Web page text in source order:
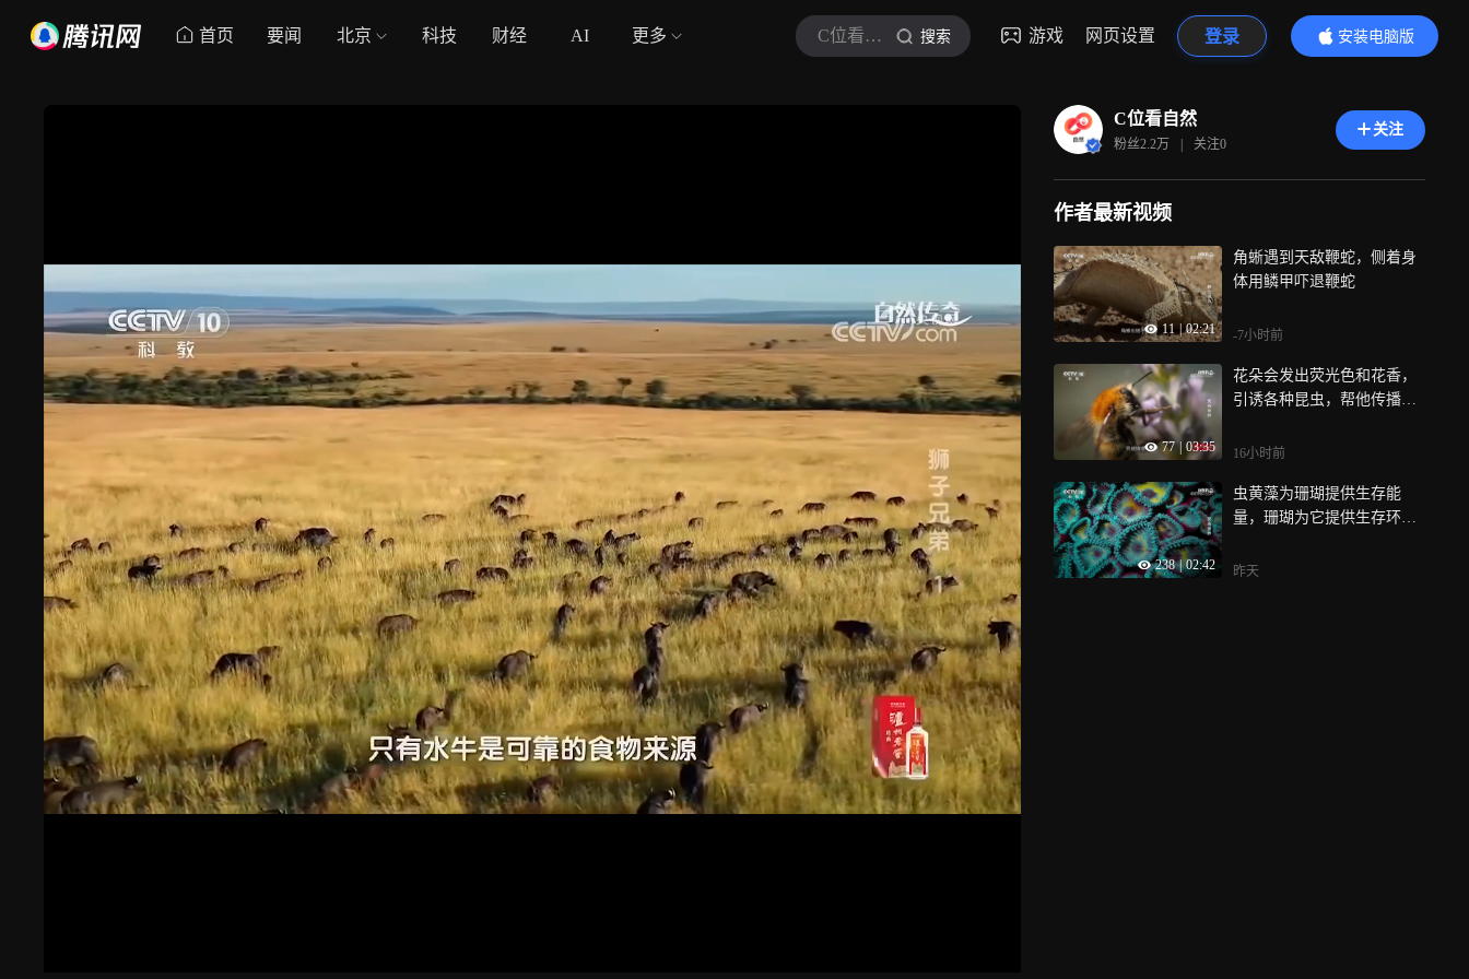
首页 要闻 北京 科技 财经 AI 更多 C位看自然 搜索 游戏 网页设置 登录
安装电脑版
内容更精彩
C位看自然
粉丝2.2万 | 关注0
关注
作者最新视频
11 02:21
角蜥遇到天敌鞭蛇，侧着身
体用鳞甲吓退鞭蛇
-7小时前
77 | 03:35
花朵会发出荧光色和花香，
引诱各种昆虫，帮他传播花
16小时前
238 | 02:42
虫黄藻为珊瑚提供生存能
量，珊瑚为它提供生存环
昨天